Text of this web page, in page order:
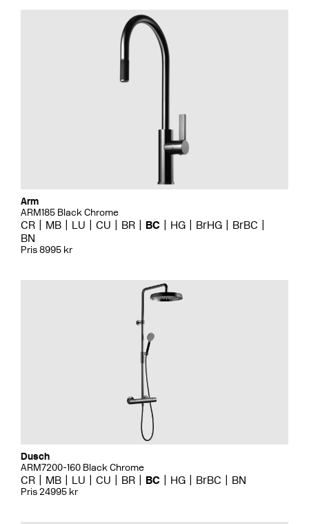
Arm
ARM185 Black Chrome
CR MB LU CU BR BC HG BrHG
BrBC
BN
Pris 8995 kr
Dusch
ARM7200-160 Black Chrome
CR MB LU CU BR BC HG BrBC BN
Pris 24995 kr